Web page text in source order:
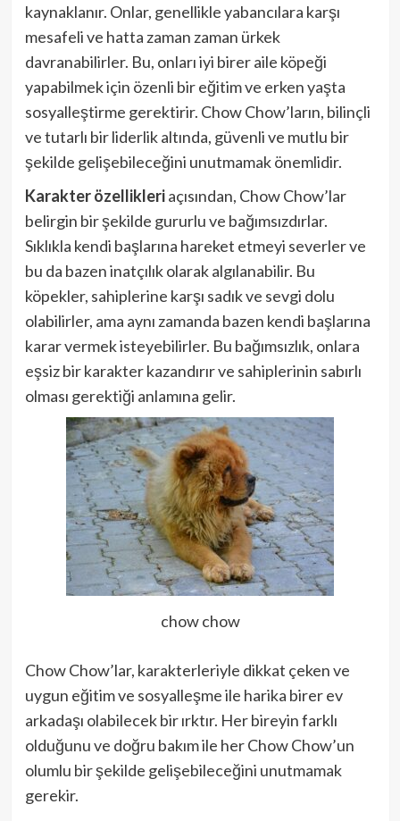
kaynaklanır. Onlar, genellikle yabancılara karşı
mesafeli ve hatta zaman zaman ürkek
davranabilirler. Bu, onları iyi birer aile köpeği
yapabilmek için özenli bir eğitim ve erken yaşta
sosyalleştirme gerektirir. Chow Chow’ların, bilinçli
ve tutarlı bir liderlik altında, güvenli ve mutlu bir
şekilde gelişebileceğini unutmamak önemlidir.
Karakter özellikleriaçısından, Chow Chow’lar
belirgin bir şekilde gururlu ve bağımsızdırlar.
Sıklıkla kendi başlarına hareket etmeyi severler ve
bu da bazen inatçılık olarak algılanabilir. Bu
köpekler, sahiplerine karşı sadık ve sevgi dolu
olabilirler, ama aynı zamanda bazen kendi başlarına
karar vermek isteyebilirler. Bu bağımsızlık, onlara
eşsiz bir karakter kazandırır ve sahiplerinin sabırlı
olması gerektiği anlamına gelir.
chow chow
Chow Chow’lar, karakterleriyle dikkat çeken ve
uygun eğitim ve sosyalleşme ile harika birer ev
arkadaşı olabilecek bir ırktır. Her bireyin farklı
olduğunu ve doğru bakım ile her Chow Chow’un
olumlu bir şekilde gelişebileceğini unutmamak
gerekir.